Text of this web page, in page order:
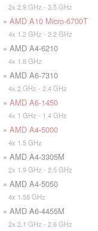
2x 2.9 GHz - 3.5 GHz
» AMD A10 Micro-6700T
4x 1.2 GHz - 2.2 GHz
» AMD A4-6210
4x 1.8 GHz
» AMD A6-7310
4x 2 GHz - 2.4 GHz
» AMD A6-1450
4x 1 GHz - 1.4 GHz
» AMD A4-5000
4x 1.5 GHz
» AMD A4-3305M
2x 1.9 GHz - 2.5 GHz
» AMD A4-5050
4x 1.55 GHz
» AMD A6-4455M
2x 2.1 GHz - 2.6 GHz